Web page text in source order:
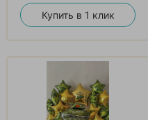
Купить в 1 клик